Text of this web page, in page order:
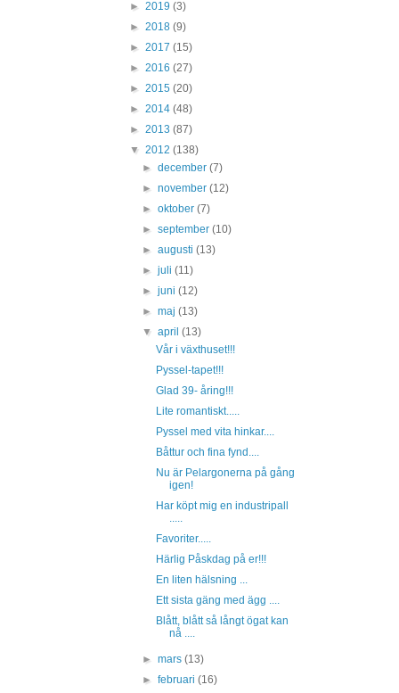
► 2019 (3)
► 2018 (9)
► 2017 (15)
► 2016 (27)
► 2015 (20)
► 2014 (48)
► 2013 (87)
▼ 2012 (138)
►december(7)
►november(12)
►oktober(7)
►september(10)
►augusti(13)
►juli(11)
►juni(12)
►maj(13)
▼april(13)
Vår i växthuset!!!
Pyssel-tapet!!!
Glad 39- åring!!!
Lite romantiskt.....
Pyssel med vita hinkar....
Båttur och fina fynd....
Nu är Pelargonerna på gång
igen!
Har köpt mig en industripall
.....
Favoriter.....
Härlig Påskdag på er!!!
En liten hälsning ...
Ett sista gäng med ägg ....
Blått, blått så långt ögat kan
nå ....
►mars(13)
►februari(16)